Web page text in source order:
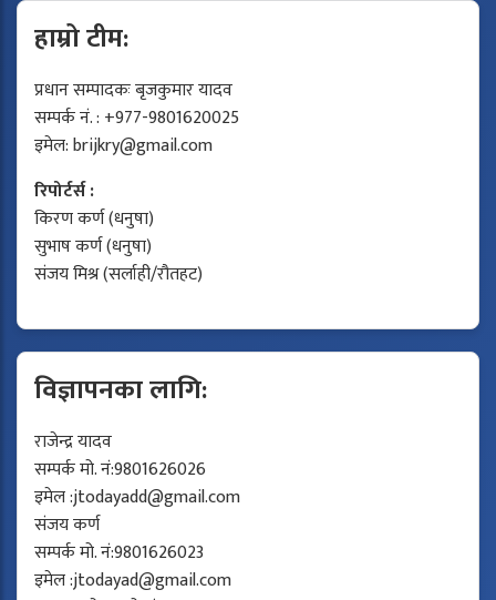
हाम्रो टीम:
प्रधान सम्पादकः बृजकुमार यादव
सम्पर्क नं. : +977-9801620025
इमेल:brijkry@gmail.com
रिपोर्टर्स :
किरण कर्ण (धनुषा)
सुभाष कर्ण (धनुषा)
संजय मिश्र (सर्लाही/रौतहट)
विज्ञापनका लागि:
राजेन्द्र यादव
सम्पर्क मो. नं:9801626026
इमेल :jtodayadd@gmail.com
संजय कर्ण
सम्पर्क मो. नं:9801626023
इमेल :jtodayad@gmail.com